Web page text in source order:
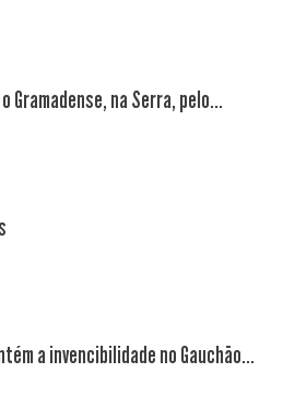
Gramadense, na Serra, pelo...
a invencibilidade no Gauchão...